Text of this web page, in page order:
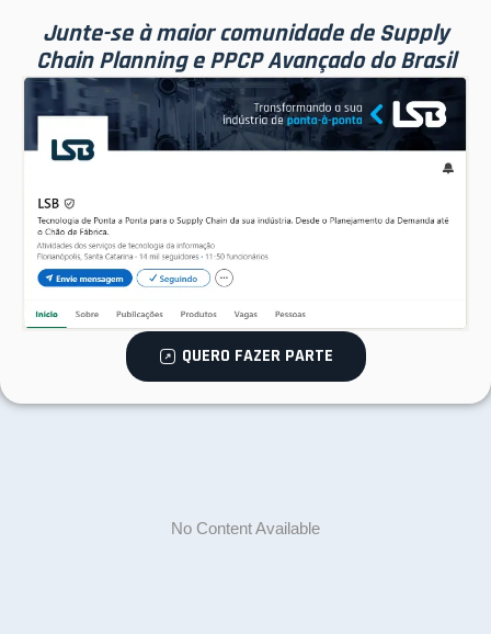
Junte-se à maior comunidade de Supply
Chain Planning e PPCP Avançado do Brasil
QUERO FAZER PARTE
No Content Available